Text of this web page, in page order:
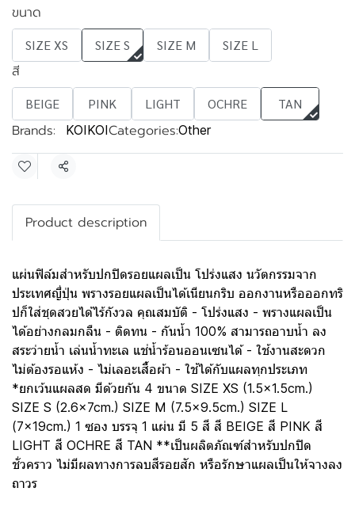
ขนาด
SIZE XS SIZE S SIZE M SIZE L
สี
BEIGE PINK LIGHT OCHRE TAN
Brands: KOIKOICategories:Other
Share
Product description
แผ่นฟิล์มสำหรับปกปิดรอยแผลเป็น โปร่งแสง นวัตกรรมจาก
ประเทศญี่ปุ่น พรางรอยแผลเป็นได้เนียนกริบ ออกงานหรือออกทริ
ปก็ใส่ชุดสวยได้ไร้กังวล คุณสมบัติ - โปร่งแสง - พรางแผลเป็น
ได้อย่างกลมกลืน - ติดทน - กันน้ำ 100% สามารถอาบน้ำ ลง
สระว่ายน้ำ เล่นน้ำทะเล แช่น้ำร้อนออนเซนได้ - ใช้งานสะดวก
ไม่ต้องรอแห้ง - ไม่เลอะเสื้อผ้า - ใช้ได้กับแผลทุกประเภท
*ยกเว้นแผลสด มีด้วยกัน 4 ขนาด SIZE XS (1.5x1.5cm.)
SIZE S (2.6x7cm.) SIZE M (7.5x9.5cm.) SIZE L
(7x19cm.) 1 ซอง บรรจุ 1 แผ่น มี 5 สี สี BEIGE สี PINK สี
LIGHT สี OCHRE สี TAN **เป็นผลิตภัณฑ์สำหรับปกปิด
ชั่วคราว ไม่มีผลทางการลบสีรอยสัก หรือรักษาแผลเป็นให้จางลง
ถาวร